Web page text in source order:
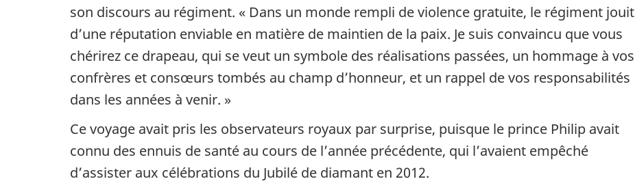
son discours au régiment. « Dans un monde rempli de violence gratuite, le régiment jouit
d’une réputation enviable en matière de maintien de la paix. Je suis convaincu que vous
chérirez ce drapeau, qui se veut un symbole des réalisations passées, un hommage à vos
confrères et consœurs tombés au champ d’honneur, et un rappel de vos responsabilités
dans les années à venir. »
Ce voyage avait pris les observateurs royaux par surprise, puisque le prince Philip avait
connu des ennuis de santé au cours de l’année précédente, qui l’avaient empêché
d’assister aux célébrations du Jubilé de diamant en 2012.